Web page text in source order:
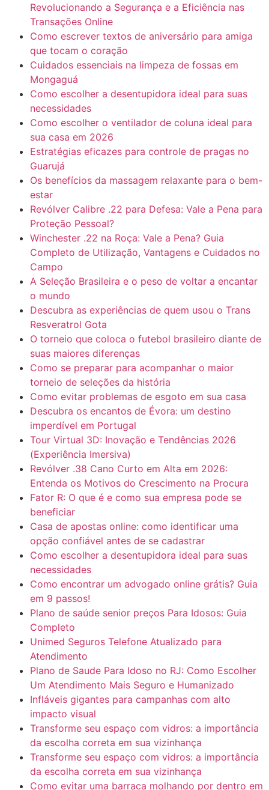
Revolucionando a Segurança e a Eficiência nas
Transações Online
Como escrever textos de aniversário para amiga
que tocam o coração
Cuidados essenciais na limpeza de fossas em
Mongaguá
Como escolher a desentupidora ideal para suas
necessidades
Como escolher o ventilador de coluna ideal para
sua casa em 2026
Estratégias eficazes para controle de pragas no
Guarujá
Os benefícios da massagem relaxante para o bem-
estar
Revólver Calibre .22 para Defesa: Vale a Pena para
Proteção Pessoal?
Winchester .22 na Roça: Vale a Pena? Guia
Completo de Utilização, Vantagens e Cuidados no
Campo
A Seleção Brasileira e o peso de voltar a encantar
o mundo
Descubra as experiências de quem usou o Trans
Resveratrol Gota
O torneio que coloca o futebol brasileiro diante de
suas maiores diferenças
Como se preparar para acompanhar o maior
torneio de seleções da história
Como evitar problemas de esgoto em sua casa
Descubra os encantos de Évora: um destino
imperdível em Portugal
Tour Virtual 3D: Inovação e Tendências 2026
(Experiência Imersiva)
Revólver .38 Cano Curto em Alta em 2026:
Entenda os Motivos do Crescimento na Procura
Fator R: O que é e como sua empresa pode se
beneficiar
Casa de apostas online: como identificar uma
opção confiável antes de se cadastrar
Como escolher a desentupidora ideal para suas
necessidades
Como encontrar um advogado online grátis? Guia
em 9 passos!
Plano de saúde senior preços Para Idosos: Guia
Completo
Unimed Seguros Telefone Atualizado para
Atendimento
Plano de Saude Para Idoso no RJ: Como Escolher
Um Atendimento Mais Seguro e Humanizado
Infláveis gigantes para campanhas com alto
impacto visual
Transforme seu espaço com vidros: a importância
da escolha correta em sua vizinhança
Transforme seu espaço com vidros: a importância
da escolha correta em sua vizinhança
Como evitar uma barraca molhando por dentro em